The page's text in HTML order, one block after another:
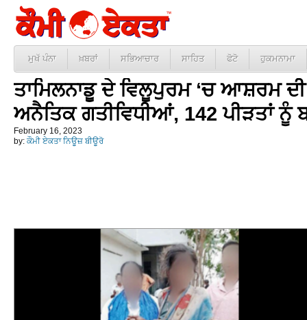
ਮੁਖੱ ਪੰਨਾ ਖ਼ਬਰਾਂ ਸਭਿਆਚਾਰ ਸਾਹਿਤ ਫੋਟੋ ਹੁਕਮਨਾਮਾ
ਤਾਮਿਲਨਾਡੂ ਦੇ ਵਿਲੂਪੁਰਮ ‘ਚ ਆਸ਼ਰਮ
ਅਨੈਤਿਕ ਗਤੀਵਿਧੀਆਂ, 142 ਪੀੜਤਾਂ
February 16, 2023
by: ਕੌਮੀ ਏਕਤਾ ਨਿਊਜ਼ ਬੀਊਰੋ